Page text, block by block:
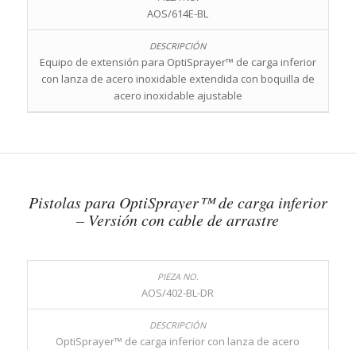
AOS/614E-BL
Equipo de extensión para OptiSprayer™ de carga inferior
con lanza de acero inoxidable extendida con boquilla de
acero inoxidable ajustable
Pistolas para OptiSprayer™ de carga inferior
– Versión con cable de arrastre
AOS/402-BL-DR
OptiSprayer™ de carga inferior con lanza de acero